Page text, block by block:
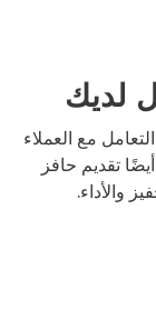
لديك
مع العملاء
تقديم حافز
والأداء.